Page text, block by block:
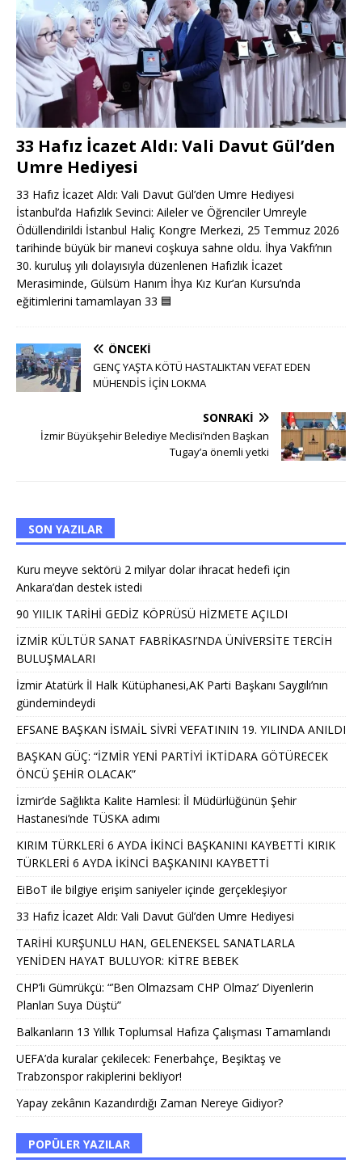
33 Hafız İcazet Aldı: Vali Davut Gül’den
Umre Hediyesi
33 Hafız İcazet Aldı: Vali Davut Gül’den Umre Hediyesi
İstanbul’da Hafızlık Sevinci: Aileler ve Öğrenciler Umreyle
Ödüllendirildi İstanbul Haliç Kongre Merkezi, 25 Temmuz 2026
tarihinde büyük bir manevi coşkuya sahne oldu. İhya Vakfı’nın
30. kuruluş yılı dolayısıyla düzenlenen Hafızlık İcazet
Merasiminde, Gülsüm Hanım İhya Kız Kur’an Kursu’nda
eğitimlerini tamamlayan 33 🟦
ÖNCEKI
GENÇ YAŞTA KÖTÜ HASTALIKTAN VEFAT EDEN
MÜHENDİS İÇİN LOKMA
SONRAKI
İzmir Büyükşehir Belediye Meclisi’nden Başkan
Tugay’a önemli yetki
SON YAZILAR
Kuru meyve sektörü 2 milyar dolar ihracat hedefi için
Ankara’dan destek istedi
90 YIILIK TARİHİ GEDİZ KÖPRÜSÜ HİZMETE AÇILDI
İZMİR KÜLTÜR SANAT FABRİKASI’NDA ÜNİVERSİTE TERCİH
BULUŞMALARI
İzmir Atatürk İl Halk Kütüphanesi,AK Parti Başkanı Saygılı’nın
gündemindeydi
EFSANE BAŞKAN İSMAİL SİVRİ VEFATININ 19. YILINDA ANILDI
BAŞKAN GÜÇ: “İZMİR YENİ PARTİYİ İKTİDARA GÖTÜRECEK
ÖNCÜ ŞEHİR OLACAK”
İzmir’de Sağlıkta Kalite Hamlesi: İl Müdürlüğünün Şehir
Hastanesi’nde TÜSKA adımı
KIRIM TÜRKLERİ 6 AYDA İKİNCİ BAŞKANINI KAYBETTİ KIRIK
TÜRKLERİ 6 AYDA İKİNCİ BAŞKANINI KAYBETTİ
EiBoT ile bilgiye erişim saniyeler içinde gerçekleşiyor
33 Hafız İcazet Aldı: Vali Davut Gül’den Umre Hediyesi
TARİHİ KURŞUNLU HAN, GELENEKSEL SANATLARLA
YENİDEN HAYAT BULUYOR: KİTRE BEBEK
CHP’li Gümrükçü: “’Ben Olmazsam CHP Olmaz’ Diyenlerin
Planları Suya Düştü”
Balkanların 13 Yıllık Toplumsal Hafıza Çalışması Tamamlandı
UEFA’da kuralar çekilecek: Fenerbahçe, Beşiktaş ve
Trabzonspor rakiplerini bekliyor!
Yapay zekânın Kazandırdığı Zaman Nereye Gidiyor?
POPÜLER YAZILAR